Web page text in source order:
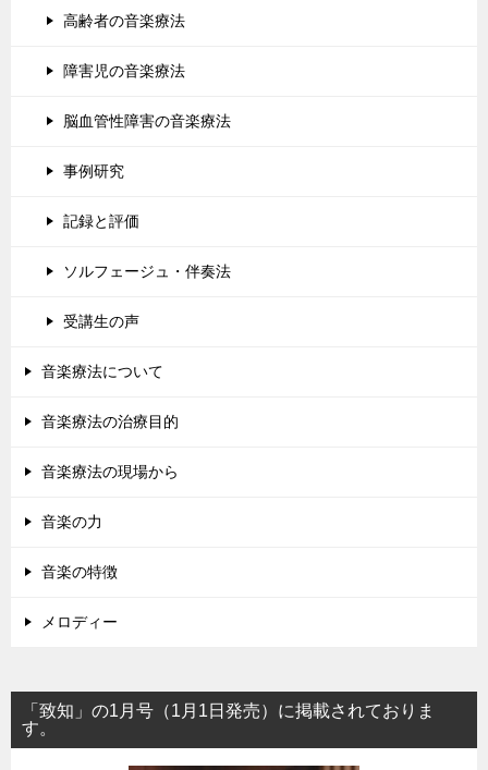
高齢者の音楽療法
障害児の音楽療法
脳血管性障害の音楽療法
事例研究
記録と評価
ソルフェージュ・伴奏法
受講生の声
音楽療法について
音楽療法の治療目的
音楽療法の現場から
音楽の力
音楽の特徴
メロディー
「致知」の1月号（1月1日発売）に掲載されておりま
す。